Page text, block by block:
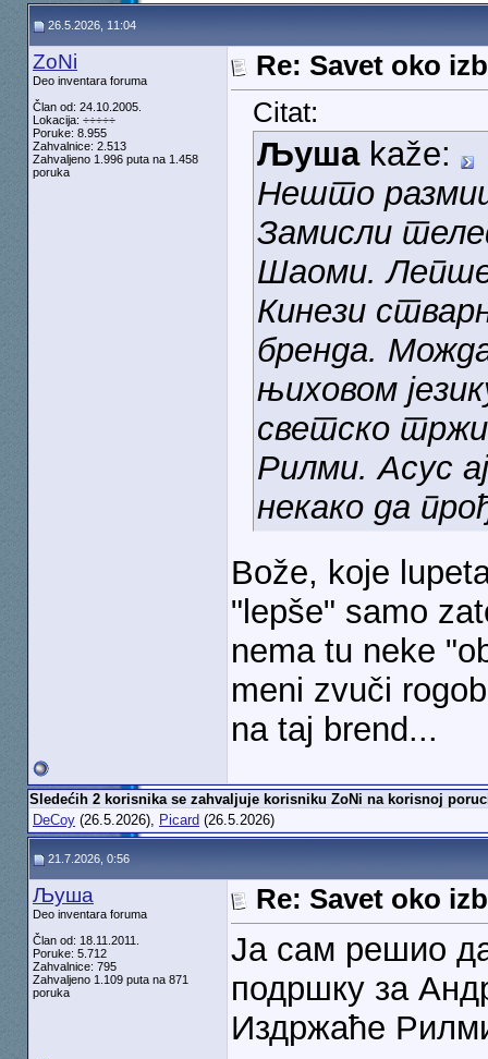
26.5.2026, 11:04
ZoNi
Deo inventara foruma
Član od: 24.10.2005.
Lokacija: ÷÷÷÷÷
Poruke: 8.955
Zahvalnice: 2.513
Zahvaljeno 1.996 puta na 1.458
poruka
Re: Savet oko
Citat:
Љушаkaže:
Нешто
Замисли
Шаоми. Лепше
Кинези
бренда.
њиховом
светско
Рилми. Асус
некако да
Bože, koje
"lepše" samo
nema tu neke
meni zvuči
na taj brend...
Sledećih 2 korisnika se zahvaljuje korisniku ZoNi na korisnoj
DeCoy(26.5.2026), Picard (26.5.2026)
21.7.2026, 0:56
Љуша
Deo inventara foruma
Član od: 18.11.2011.
Poruke: 5.712
Zahvalnice: 795
Zahvaljeno 1.109 puta na 871
poruka
Re: Savet oko
Ја сам решио
подршку за
Издржаће